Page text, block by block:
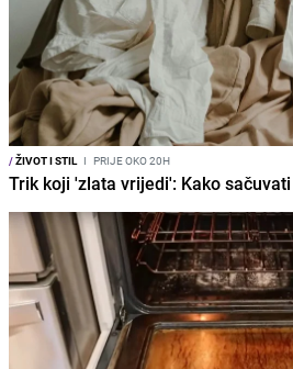
/ŽIVOT I STIL I PRIJE OKO 20H
Trik koji 'zlata vrijedi': Kako